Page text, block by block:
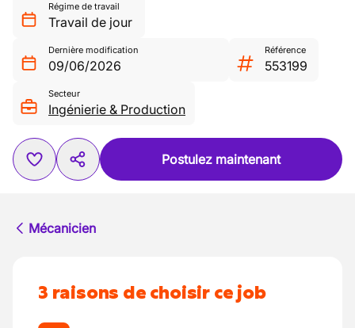
Régime de travail
Travail de jour
Dernière modification
09/06/2026
Référence
553199
Secteur
Ingénierie & Production
Postulez maintenant
Mécanicien
3 raisons de choisir ce job